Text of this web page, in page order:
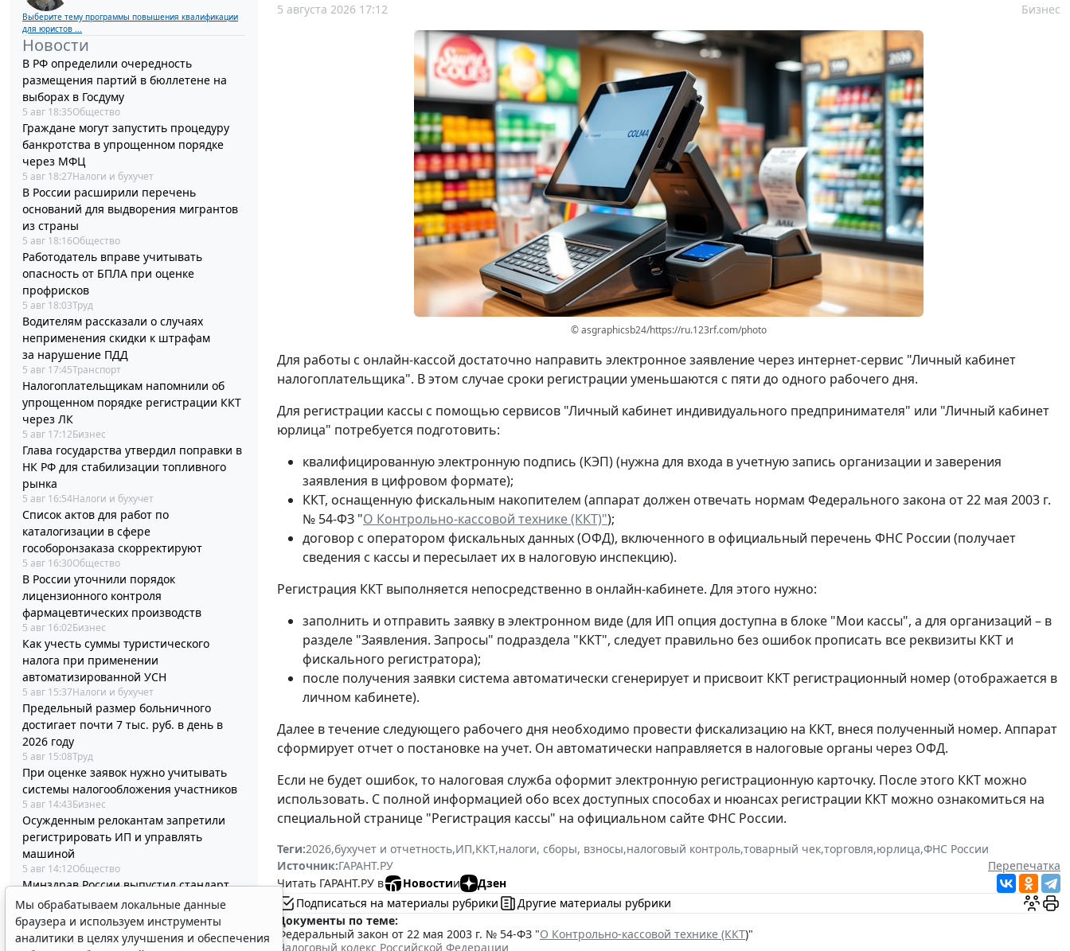
Выберите тему программы повышения квалификации
для юристов ...
Новости
В РФ определили очередность
размещения партий в бюллетене на
выборах в Госдуму
5 авг 18:35Общество
Граждане могут запустить процедуру
банкротства в упрощенном порядке
через МФЦ
5 авг 18:27Налоги и бухучет
В России расширили перечень
оснований для выдворения мигрантов
из страны
5 авг 18:16Общество
Работодатель вправе учитывать
опасность от БПЛА при оценке
профрисков
5 авг 18:03Труд
Водителям рассказали о случаях
неприменения скидки к штрафам
за нарушение ПДД
5 авг 17:45Транспорт
Налогоплательщикам напомнили об
упрощенном порядке регистрации ККТ
через ЛК
5 авг 17:12Бизнес
Глава государства утвердил поправки в
НК РФ для стабилизации топливного
рынка
5 авг 16:54Налоги и бухучет
Список актов для работ по
каталогизации в сфере
гособоронзаказа скорректируют
5 авг 16:30Общество
В России уточнили порядок
лицензионного контроля
фармацевтических производств
5 авг 16:02Бизнес
Как учесть суммы туристического
налога при применении
автоматизированной УСН
5 авг 15:37Налоги и бухучет
Предельный размер больничного
достигает почти 7 тыс. руб. в день в
2026 году
5 авг 15:08Труд
При оценке заявок нужно учитывать
системы налогообложения участников
5 авг 14:43Бизнес
Осужденным релокантам запретили
регистрировать ИП и управлять
машиной
5 авг 14:12Общество
Минздрав России выпустил стандарт
медицинской помощи детям при
туберкулезе
5 авг 13:47Социальная сфера
5 августа 2026 17:12 Бизнес
© asgraphicsb24/https://ru.123rf.com/photo
Для работы с онлайн-кассой достаточно направить электронное заявление через интернет-сервис "Личный кабинет
налогоплательщика". В этом случае сроки регистрации уменьшаются с пяти до одного рабочего дня.
Для регистрации кассы с помощью сервисов "Личный кабинет индивидуального предпринимателя" или "Личный кабинет
юрлица" потребуется подготовить:
квалифицированную электронную подпись (КЭП) (нужна для входа в учетную запись организации и заверения
заявления в цифровом формате);
ККТ, оснащенную фискальным накопителем (аппарат должен отвечать нормам Федерального закона от 22 мая 2003 г.
№ 54-ФЗ "О Контрольно-кассовой технике (ККТ)");
договор с оператором фискальных данных (ОФД), включенного в официальный перечень ФНС России (получает
сведения с кассы и пересылает их в налоговую инспекцию).
Регистрация ККТ выполняется непосредственно в онлайн-кабинете. Для этого нужно:
заполнить и отправить заявку в электронном виде (для ИП опция доступна в блоке "Мои кассы", а для организаций – в
разделе "Заявления. Запросы" подраздела "ККТ", следует правильно без ошибок прописать все реквизиты ККТ и
фискального регистратора);
после получения заявки система автоматически сгенерирует и присвоит ККТ регистрационный номер (отображается в
личном кабинете).
Далее в течение следующего рабочего дня необходимо провести фискализацию на ККТ, внеся полученный номер. Аппарат
сформирует отчет о постановке на учет. Он автоматически направляется в налоговые органы через ОФД.
Если не будет ошибок, то налоговая служба оформит электронную регистрационную карточку. После этого ККТ можно
использовать. С полной информацией обо всех доступных способах и нюансах регистрации ККТ можно ознакомиться на
специальной странице "Регистрация кассы" на официальном сайте ФНС России.
Теги:2026,бухучет и отчетность,ИП,ККТ,налоги, сборы, взносы,налоговый контроль,товарный чек,торговля,юрлица,ФНС России
Источник:ГАРАНТ.РУ
Перепечатка
Читать ГАРАНТ.РУ в
Новостии
Дзен
Подписаться на материалы рубрики
Другие материалы рубрики
Документы по теме:
Федеральный закон от 22 мая 2003 г. № 54-ФЗ "О Контрольно-кассовой технике (ККТ)"
Налоговый кодекс Российской Федерации
Мы обрабатываем локальные данные
браузера и используем инструменты
аналитики в целях улучшения и обеспечения